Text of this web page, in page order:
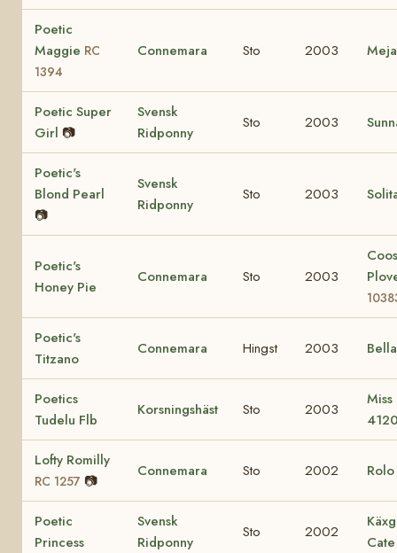
Poetic
Maggie RC
1394
Connemara Sto 2003
Poetic Super
Girl 📷
Svensk
Ridponny
Sto 2003
Poetic's
Blond Pearl
📷
Svensk
Ridponny
Sto 2003
Poetic's
Honey Pie
Connemara Sto 2003
Poetic's
Titzano
Connemara Hingst 2003
Poetics
Tudelu Flb
Korsningshäst Sto 2003
Miss
Lofty Romilly
RC 1257 📷
Connemara Sto 2002 Rolo
Poetic
Princess
Svensk
Ridponny
Sto 2002
Cate